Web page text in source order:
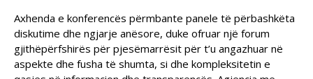
Axhenda e konferencës përmbante panele të përbashkëta
diskutime dhe ngjarje anësore, duke ofruar një forum
gjithëpërfshirës për pjesëmarrësit për t’u angazhuar në
aspekte dhe fusha të shumta, si dhe kompleksitetin e